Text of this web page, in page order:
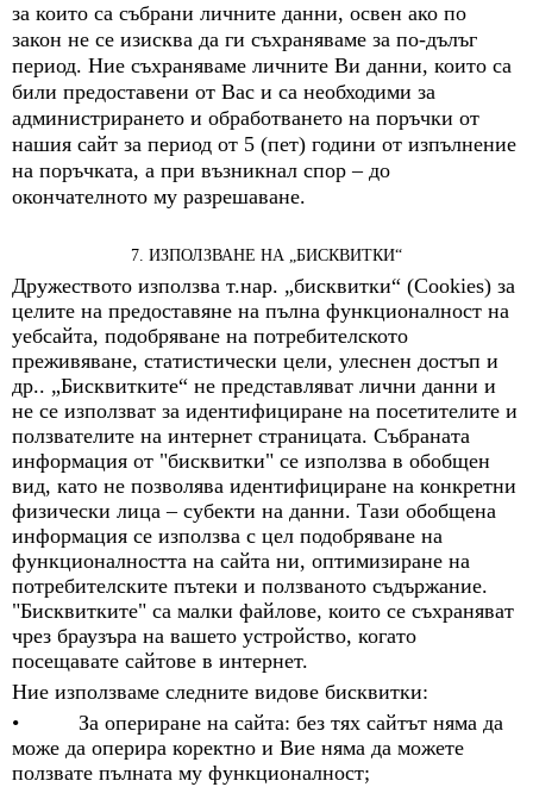
за които са събрани личните данни, освен ако по
закон не се изисква да ги съхраняваме за по-дълъг
период. Ние съхраняваме личните Ви данни, които са
били предоставени от Вас и са необходими за
администрирането и обработването на поръчки от
нашия сайт за период от 5 (пет) години от изпълнение
на поръчката, а при възникнал спор – до
окончателното му разрешаване.
7. ИЗПОЛЗВАНЕ НА „БИСКВИТКИ“
Дружеството използва т.нар. „бисквитки“ (Cookies) за
целите на предоставяне на пълна функционалност на
уебсайта, подобряване на потребителското
преживяване, статистически цели, улеснен достъп и
др.. „Бисквитките“ не представляват лични данни и
не се използват за идентифициране на посетителите и
ползвателите на интернет страницата. Събраната
информация от "бисквитки" се използва в обобщен
вид, като не позволява идентифициране на конкретни
физически лица – субекти на данни. Тази обобщена
информация се използва с цел подобряване на
функционалността на сайта ни, оптимизиране на
потребителските пътеки и ползваното съдържание.
"Бисквитките" са малки файлове, които се съхраняват
чрез браузъра на вашето устройство, когато
посещавате сайтове в интернет.
Ние използваме следните видове бисквитки:
• За опериране на сайта: без тях сайтът няма да
може да оперира коректно и Вие няма да можете
ползвате пълната му функционалност;